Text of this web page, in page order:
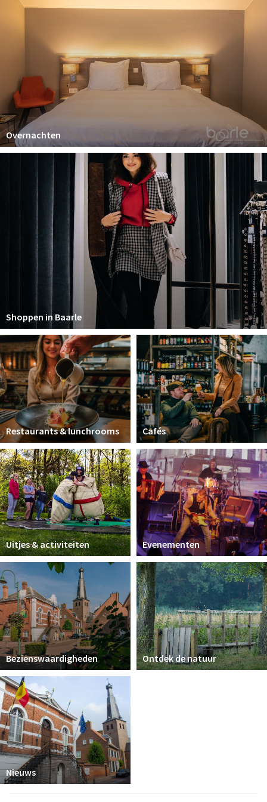
Partner worden
Inloggen
Overnachten
Shoppen in Baarle
Restaurants & lunchrooms Cafés
Uitjes & activiteiten Evenementen
Bezienswaardigheden Ontdek de natuur
Nieuws